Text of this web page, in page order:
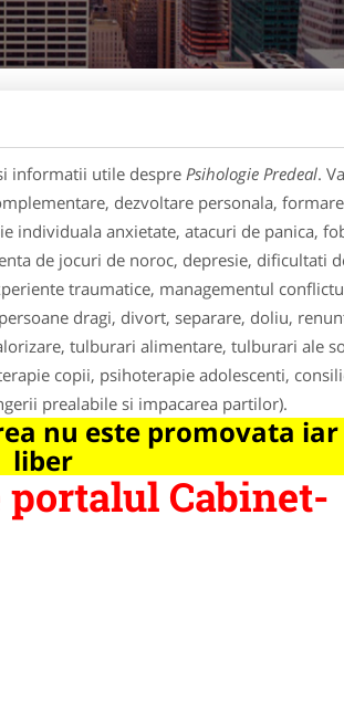
informatii utile desprePsihologie Predeal.
dezvoltare personala,
individuala anxietate, atacuri de panica,
de jocuri de noroc, depresie, dificultati
traumatice, managementul
dragi, divort, separare, doliu,
tulburari alimentare, tulburari ale
copii, psihoterapie adolescenti,
prealabile si impacarea partilor).
nu este promovata
liber
portalul Cabinet-